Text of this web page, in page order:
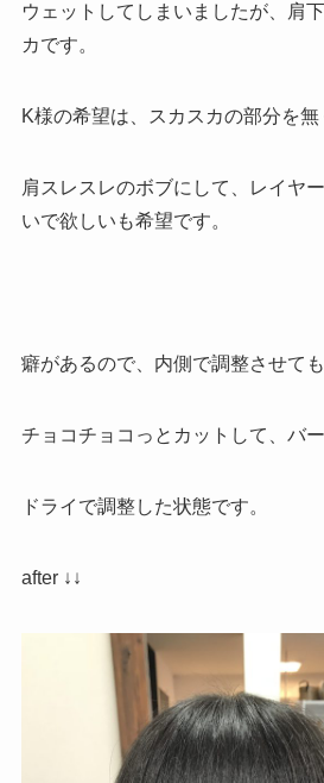
ウェットしてしまいましたが、肩
カです。
K様の希望は、スカスカの部分を無
肩スレスレのボブにして、レイヤ
いで欲しいも希望です。
癖があるので、内側で調整させて
チョコチョコっとカットして、バ
ドライで調整した状態です。
after ↓↓